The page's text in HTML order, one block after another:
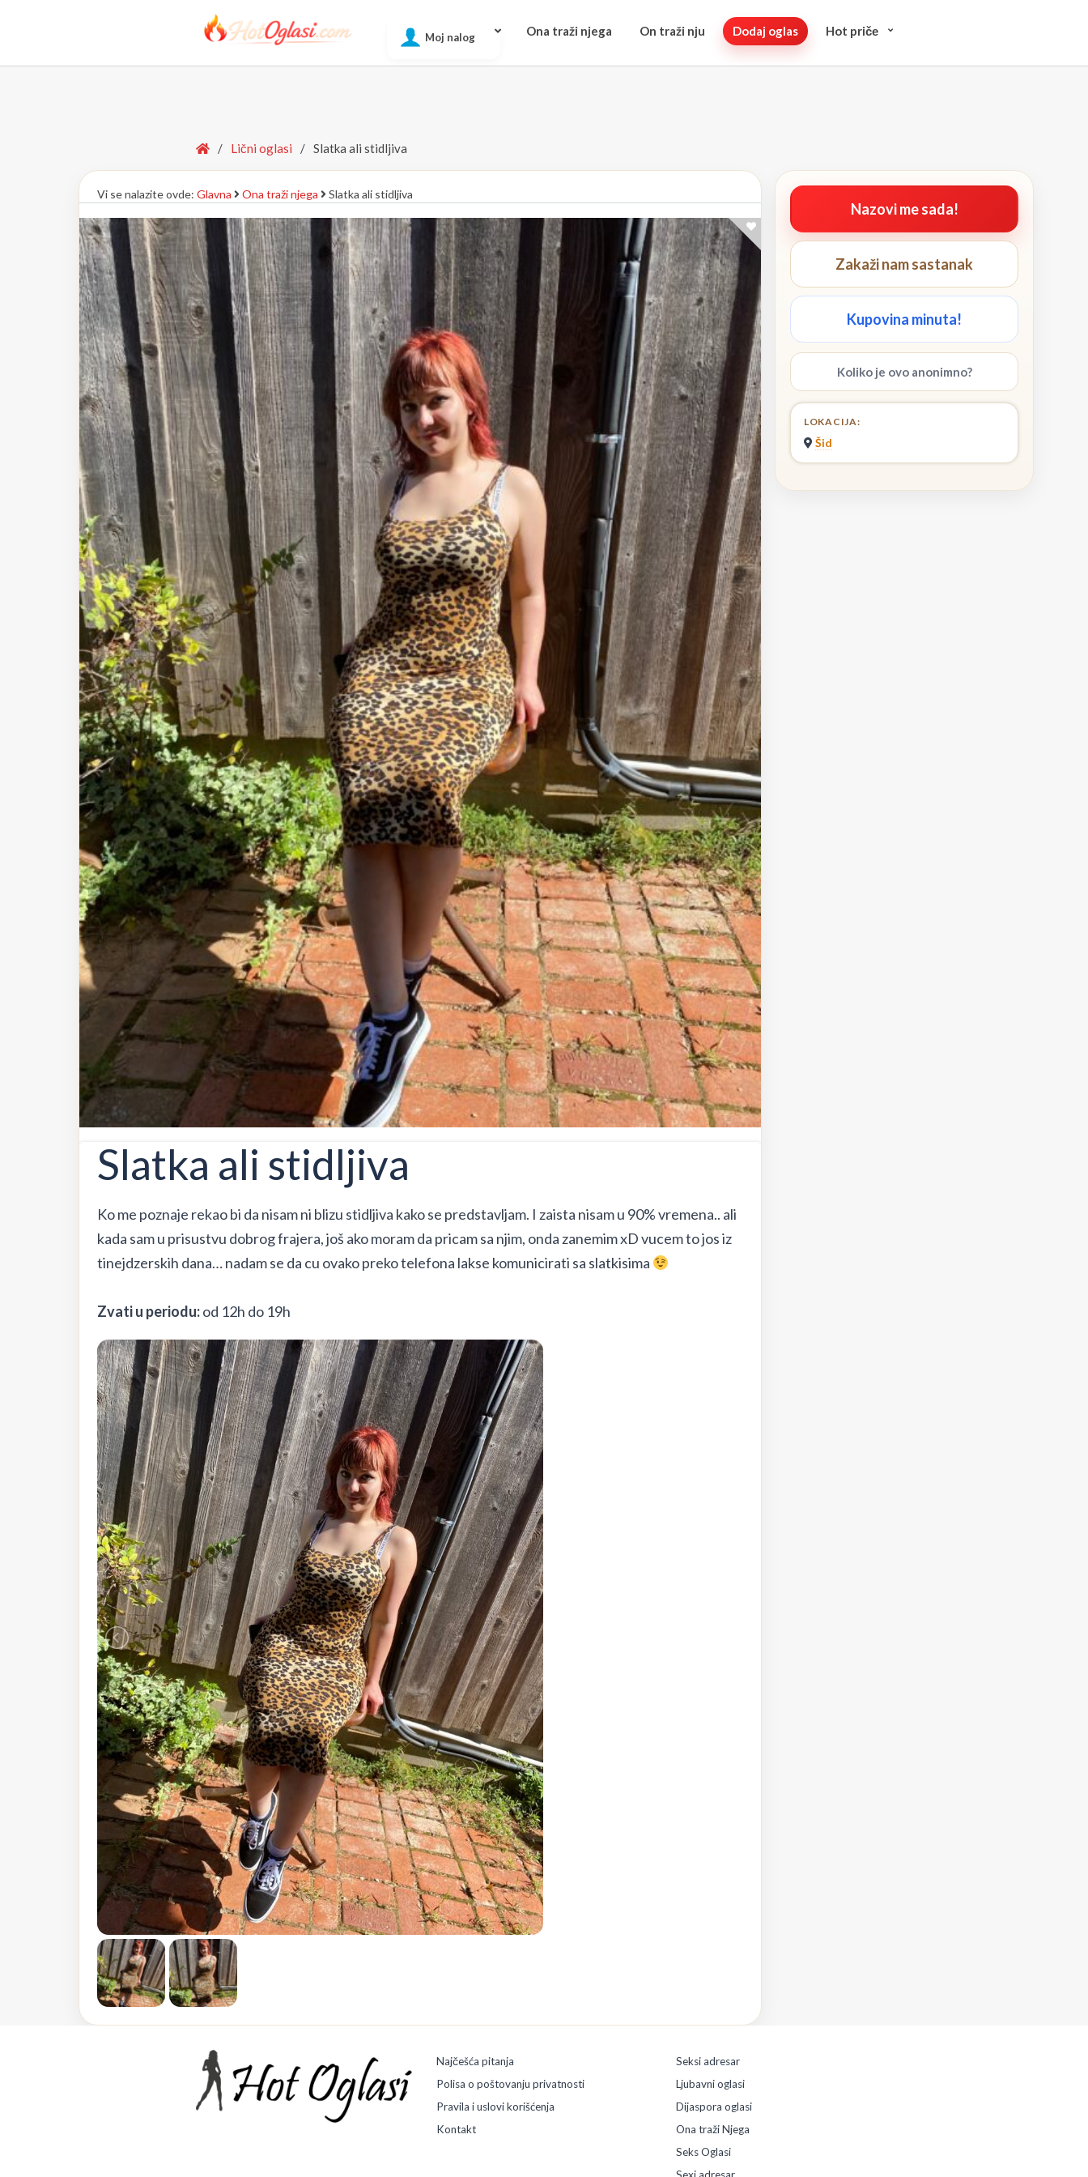
Moj nalog Ona traži njega On traži nju Dodaj oglas Hot pričе
Home
/ Lični oglasi / Slatka ali stidljiva
Vi se nalazite ovde: Glavna Ona traži njega Slatka ali stidljiva
Slatka ali stidljiva
Ko me poznaje rekao bi da nisam ni blizu stidljiva kako se predstavljam. I zaista nisam u 90% vremena.. ali
kada sam u prisustvu dobrog frajera, još ako moram da pricam sa njim, onda zanemim xD vucem to jos iz
tinejdzerskih dana… nadam se da cu ovako preko telefona lakse komunicirati sa slatkisima
Zvati u periodu:od 12h do 19h
Nazovi me sada!
Zakaži nam sastanak
Kupovina minuta!
Koliko je ovo anonimno?
LOKACIJA:
Šid
Najčešća pitanja
Polisa o poštovanju privatnosti
Pravila i uslovi korišćenja
Kontakt
Seksi adresar
Ljubavni oglasi
Dijaspora oglasi
Ona traži Njega
Seks Oglasi